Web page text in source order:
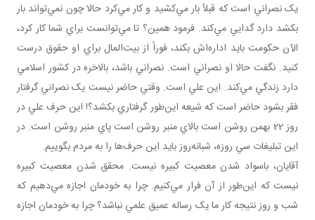
يک نصراني است که قبلاً بار مي‌کشيد و کار مي‌کرد حالا چون نمي‌تواند بار
بکشد دارد گدايي مي‌کند. فرمود همين؟ تا مي‌توانست براي شما کار کرد،
الآن حکومت بايد اداره‌اش بکند، فوراً از بيت‌المال براي او حقوق درست
کنيد. نگفت حالا او نصراني است. نصراني باشد، بالاخره در کشور اسلامي
دارد زندگي مي‌کند. اين علي است. وقتي حاضر نيست يک نصراني گرفتار
فقر بشود حاضر است که شيعه اين‌طور گرفتاري بکشد؟! اين حرف علي در
روز 22 بهمن روشن است بالاي منبر روشن است پاي منبر روشن است. در
اين تبليغات سي روزه، شبانه‌روز بايد اين حرف‌ها را به مردم بگوييم.
آقايان، باسواد شدن معصيت کبيره نيست. محقق شدن معصيت کبيره
نيست که اين‌طور از آن فرار مي‌کنيم. چرا به خودمان اجازه مي‌دهيم که
شب و روز نتيجه کار ما يک رساله عميق علمي نباشد؟ چرا به خودمان اجازه